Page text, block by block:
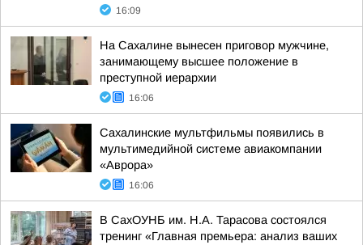
16:09
На Сахалине вынесен приговор мужчине,
занимающему высшее положение в
преступной иерархии
16:06
Сахалинские мультфильмы появились в
мультимедийной системе авиакомпании
«Аврора»
16:06
В СахОУНБ им. Н.А. Тарасова состоялся
тренинг «Главная премьера: анализ ваших